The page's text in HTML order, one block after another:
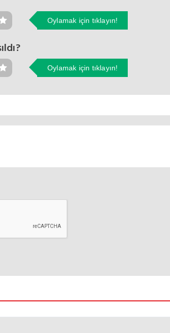
Oylamak için tıklayın!
Oylamak için tıklayın!